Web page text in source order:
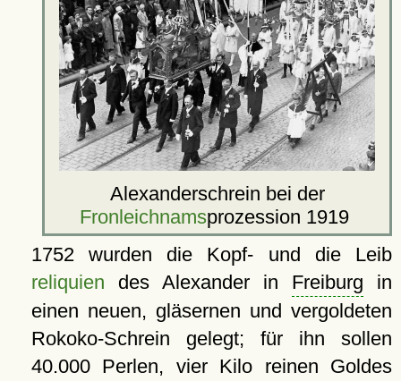
Alexanderschrein bei der
Fronleichnamsprozession 1919
1752 wurden die Kopf- und die Leib
reliquien des Alexander in Freiburg in
einen neuen, gläsernen und vergoldeten
Rokoko-Schrein gelegt; für ihn sollen
40.000 Perlen, vier Kilo reinen Goldes